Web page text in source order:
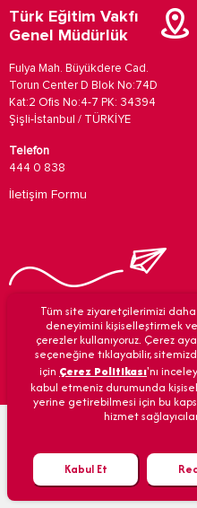
Türk Eğitim Vakfı
Genel Müdürlük
Fulya Mah. Büyükdere Cad.
Torun Center D Blok No:74D
Kat:2 Ofis No:4-7 PK: 34394
Şişli-İstanbul / TÜRKİYE
Telefon
444 0 838
İletişim Formu
Bizi Takip Edin
Bağış
Tüm site ziyaretçilerimizi daha
deneyimini kişiselleştirmek
çerezler kullanıyoruz. Çerez
seçeneğine tıklayabilir,
için Çerez Politikası'nı
kabul etmeniz durumunda
yerine getirebilmesi için bu
hizmet
Kabul Et